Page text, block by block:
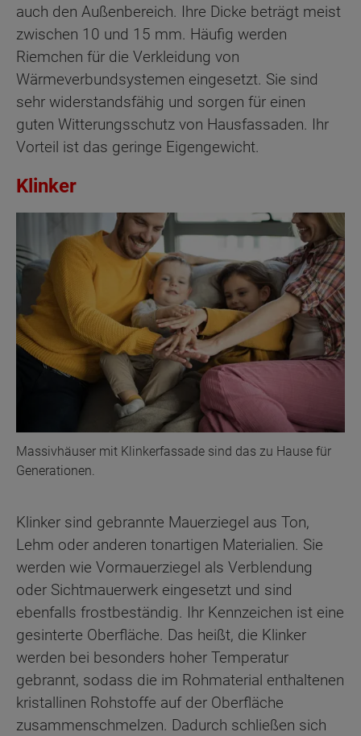
auch den Außenbereich. Ihre Dicke beträgt meist
zwischen 10 und 15 mm. Häufig werden
Riemchen für die Verkleidung von
Wärmeverbundsystemen eingesetzt. Sie sind
sehr widerstandsfähig und sorgen für einen
guten Witterungsschutz von Hausfassaden. Ihr
Vorteil ist das geringe Eigengewicht.
Klinker
Massivhäuser mit Klinkerfassade sind das zu Hause für
Generationen.
Klinker sind gebrannte Mauerziegel aus Ton,
Lehm oder anderen tonartigen Materialien. Sie
werden wie Vormauerziegel als Verblendung
oder Sichtmauerwerk eingesetzt und sind
ebenfalls frostbeständig. Ihr Kennzeichen ist eine
gesinterte Oberfläche. Das heißt, die Klinker
werden bei besonders hoher Temperatur
gebrannt, sodass die im Rohmaterial enthaltenen
kristallinen Rohstoffe auf der Oberfläche
zusammenschmelzen. Dadurch schließen sich